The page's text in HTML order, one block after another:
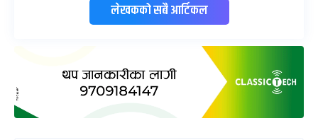
लेखकको सबै आर्टिकल